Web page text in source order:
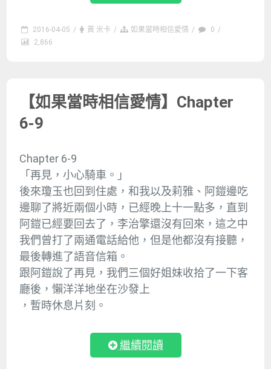
2016-04-05 / 黃 米卡 / 如果當時相信愛情 / 0 /
2,866
【如果當時相信愛情】Chapter
6-9
Chapter 6-9
「再見，小心騎車。」
後來瓊玉也回到住處，和我以及莉雅、阿鎧邊吃
邊聊了將近兩個小時，已經晚上十一點多，直到
阿鎧已經要回去了，李治擎還沒有回來，這之中
我們曾打了兩通電話給他，但是他都沒有接聽，
最後轉進了語音信箱。
跟阿鎧說了再見，我們三個好姐妹收拾了一下客
廳後，懶洋洋地坐在沙發上
，暫時休息片刻。
繼續閱讀